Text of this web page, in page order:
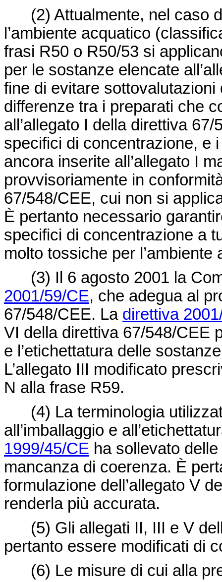
(2) Attualmente, nel caso
l’ambiente acquatico
frasi R50 o R50/53 si
per le sostanze elencate
fine di evitare
differenze tra i preparati che
all’allegato I della direttiva 67/
specifici di concentrazione, e
ancora inserite all’allegato I
provvisoriamente in
67/548/CEE, cui non si
È pertanto necessario
specifici di concentrazione a
molto tossiche per l’ambiente
(3) Il 6 agosto 2001 la
2001/59/CE, che adegua al
67/548/CEE. La direttiva
VI della direttiva 67/548/CEE
e l’etichettatura delle
L’allegato III modificato
N alla frase R59.
(4) La terminologia
all’imballaggio e
1999/45/CE ha sollevato
mancanza di coerenza. È
formulazione dell’allegato V
renderla più accurata.
(5) Gli allegati II, III e V
pertanto essere modificati di
(6) Le misure di cui alla